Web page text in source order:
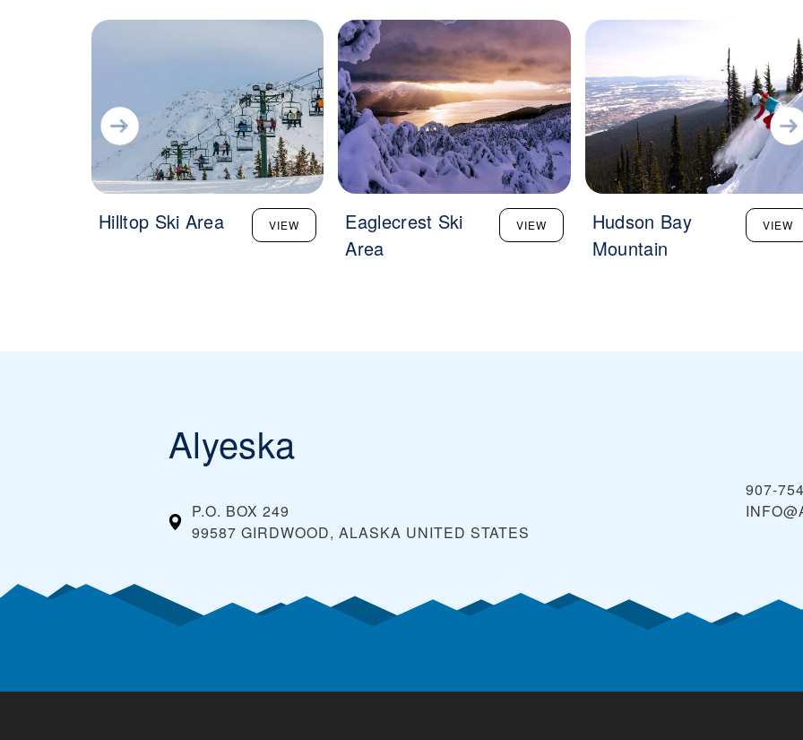
Hilltop Ski Area VIEW
Eaglecrest Ski
Area
VIEW
Hudson Bay
Mountain
VIEW
Alyeska
P.O. BOX 249
99587 GIRDWOOD, ALASKA UNITED STATES
907-